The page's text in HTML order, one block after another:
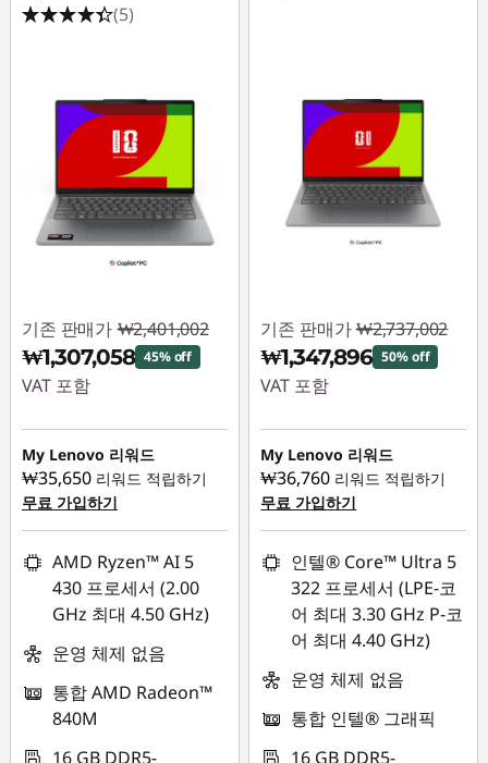
(5)
기존 판매가 ₩2,401,002
₩1,307,058 45% off
VAT 포함
즉시 할인: :-
₩1,093,944
My Lenovo 리워드
₩35,650 리워드 적립하기
무료 가입하기
AMD Ryzen™ AI 5
430 프로세서 (2.00
GHz 최대 4.50 GHz)
운영 체제 없음
통합 AMD Radeon™
840M
16 GB DDR5-
기존 판매가 ₩2,737,002
₩1,347,896 50% off
VAT 포함
즉시 할인: :-
₩1,389,106
My Lenovo 리워드
₩36,760 리워드 적립하기
무료 가입하기
인텔® Core™ Ultra 5
322 프로세서 (LPE-코
어 최대 3.30 GHz P-코
어 최대 4.40 GHz)
운영 체제 없음
통합 인텔® 그래픽
16 GB DDR5-